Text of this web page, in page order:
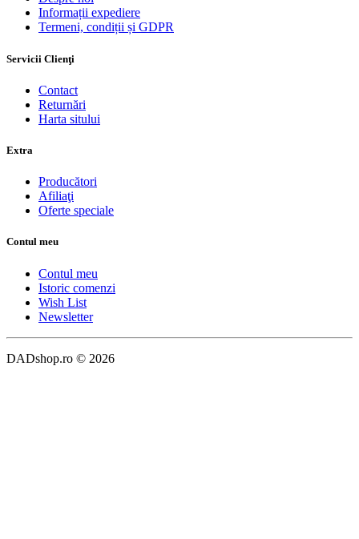
Informații expediere
Termeni, condiții și GDPR
Servicii Clienţi
Contact
Returnări
Harta sitului
Extra
Producători
Afiliaţi
Oferte speciale
Contul meu
Contul meu
Istoric comenzi
Wish List
Newsletter
DADshop.ro © 2026